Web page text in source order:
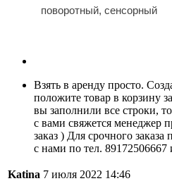
поворотный, сенсорный
Взять в аренду просто.
положите товар в корзину
вы заполнили все строки,
с вами свяжется менеджер
заказ ) Для срочного
с нами по тел. 89172506667
Katina 7 июля 2022 14:46